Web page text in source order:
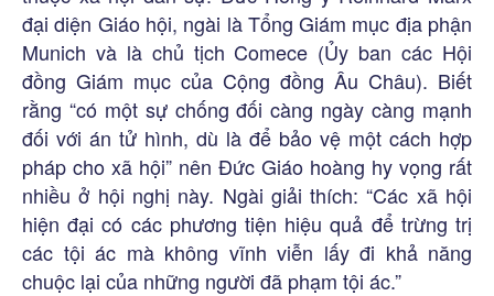
đại diện Giáo hội, ngài là Tổng Giám mục địa phận
Munich và là chủ tịch Comece (Ủy ban các Hội
đồng Giám mục của Cộng đồng Âu Châu). Biết
rằng “có một sự chống đối càng ngày càng mạnh
đối với án tử hình, dù là để bảo vệ một cách hợp
pháp cho xã hội” nên Đức Giáo hoàng hy vọng rất
nhiều ở hội nghị này. Ngài giải thích: “Các xã hội
hiện đại có các phương tiện hiệu quả để trừng trị
các tội ác mà không vĩnh viễn lấy đi khả năng
chuộc lại của những người đã phạm tội ác.”